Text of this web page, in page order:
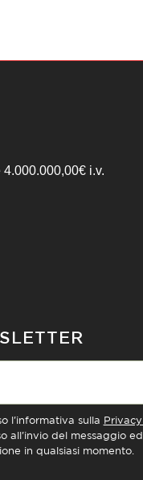
i.v.
l'informativa sulla
all'invio del messaggio
in qualsiasi momento.